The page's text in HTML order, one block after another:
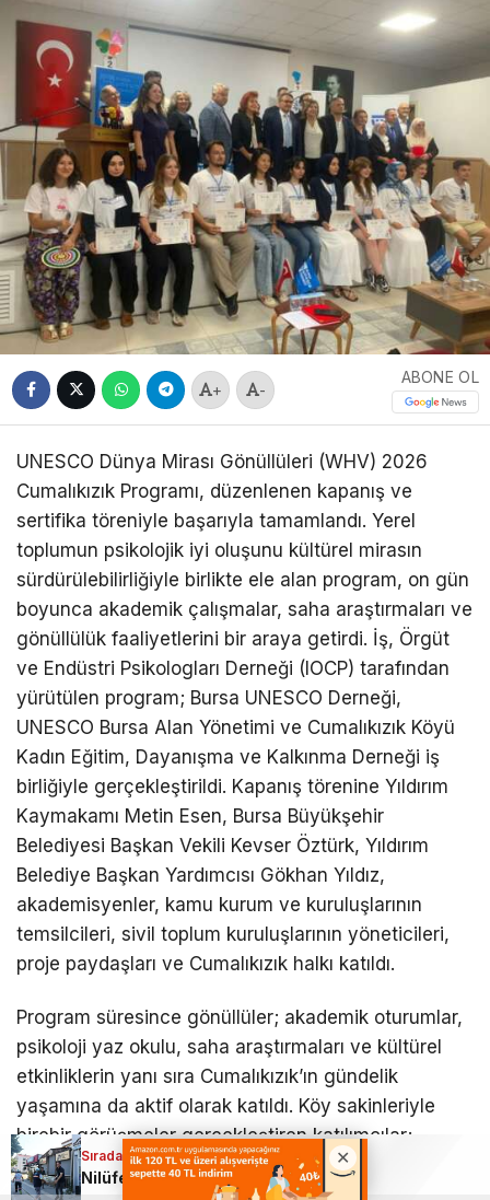
+ -
ABONE OL
UNESCO Dünya Mirası Gönüllüleri (WHV) 2026
Cumalıkızık Programı, düzenlenen kapanış ve
sertifika töreniyle başarıyla tamamlandı. Yerel
toplumun psikolojik iyi oluşunu kültürel mirasın
sürdürülebilirliğiyle birlikte ele alan program, on gün
boyunca akademik çalışmalar, saha araştırmaları ve
gönüllülük faaliyetlerini bir araya getirdi. İş, Örgüt
ve Endüstri Psikologları Derneği (IOCP) tarafından
yürütülen program; Bursa UNESCO Derneği,
UNESCO Bursa Alan Yönetimi ve Cumalıkızık Köyü
Kadın Eğitim, Dayanışma ve Kalkınma Derneği iş
birliğiyle gerçekleştirildi. Kapanış törenine Yıldırım
Kaymakamı Metin Esen, Bursa Büyükşehir
Belediyesi Başkan Vekili Kevser Öztürk, Yıldırım
Belediye Başkan Yardımcısı Gökhan Yıldız,
akademisyenler, kamu kurum ve kuruluşlarının
temsilcileri, sivil toplum kuruluşlarının yöneticileri,
proje paydaşları ve Cumalıkızık halkı katıldı.
Program süresince gönüllüler; akademik oturumlar,
psikoloji yaz okulu, saha araştırmaları ve kültürel
etkinliklerin yanı sıra Cumalıkızık’ın gündelik
yaşamına da aktif olarak katıldı. Köy sakinleriyle
birebir görüşmeler gerçekleştiren katılımcılar;
düğünlere, cenazelere ve geleneksel köy
buluşmalarına iştirak ederek yerel yaşamı ve somut
Sıradaki Haber
Nilüfer’de kapsamlı bir denetim; Kaldırımlar temizlendi